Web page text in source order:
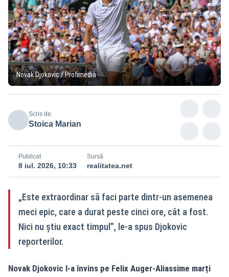
Novak Djokovic / Profimedia
Scris de
Stoica Marian
Publicat
8 iul. 2026, 10:33
Sursă
realitatea.net
„Este extraordinar să faci parte dintr-un asemenea
meci epic, care a durat peste cinci ore, cât a fost.
Nici nu știu exact timpul”, le-a spus Djokovic
reporterilor.
Novak Djokovic l-a învins pe Felix Auger-Aliassime marți